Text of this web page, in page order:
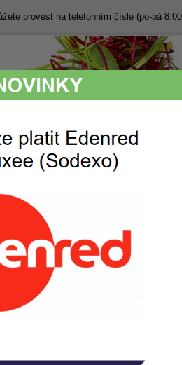
v Mladé Boleslavi
od ABC diety
provést na telefonním čísle (po-pá
snídaně,
Perfektní chuť,
Objednávka